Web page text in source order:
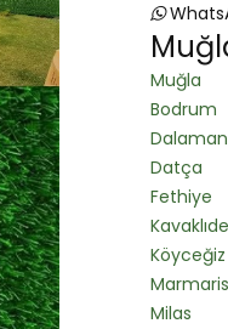
Muğla
Bodrum
Dalaman
Datça
Fethiye
Köyceğiz
Marmaris
Milas